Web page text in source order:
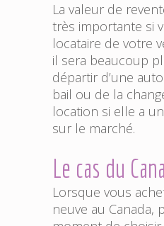
La valeur de
très importante si
locataire de votre
il sera beaucoup
départir d’une
bail ou de la
location si elle a
sur le marché.
Le cas du
Lorsque vous
neuve au Canada,